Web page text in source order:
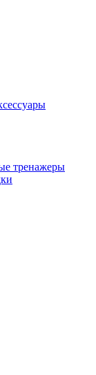
тренажеры